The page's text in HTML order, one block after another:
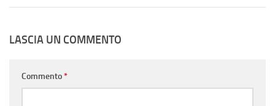
LASCIA UN COMMENTO
Commento*